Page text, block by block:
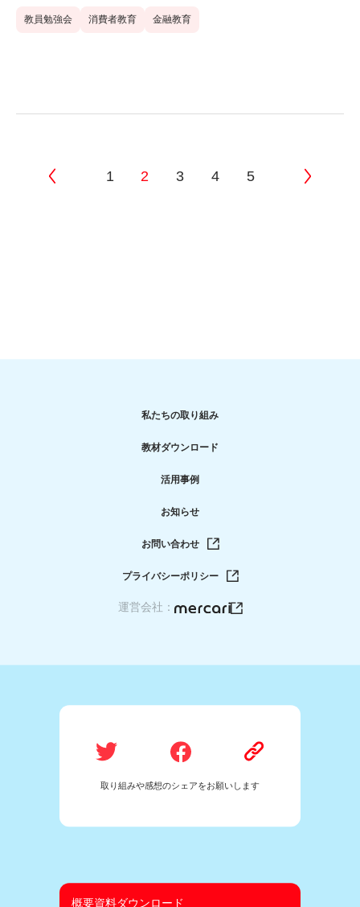
教員勉強会 消費者教育 金融教育
1 2 3 4 5
私たちの取り組み
教材ダウンロード
活用事例
お知らせ
お問い合わせ
プライバシーポリシー
運営会社：
取り組みや感想のシェアをお願いします
概要資料ダウンロード